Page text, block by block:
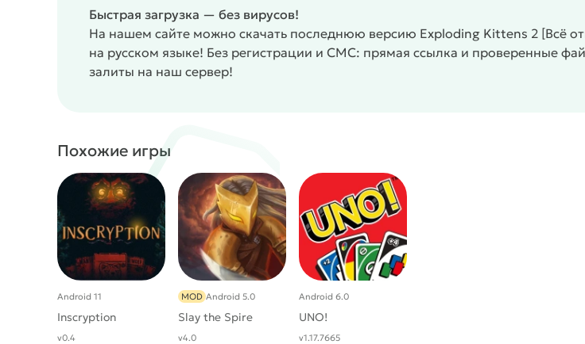
Сохраняй баланс между риском и безопасной игрой
Пробуй разные тактики в каждой партии
Жанр: Карточные / Аркады / Казуальные / Однопользовательские / Платные /
Офлайн
Быстрая загрузка — без вирусов!
На нашем сайте можно скачать последнюю версию Exploding Kittens 2 [Всё
на русском языке! Без регистрации и СМС: прямая ссылка и проверенные
залиты на наш сервер!
Похожие игры
Inscryption
Android 11
v0.4
Slay the Spire
MOD Android 5.0
v4.0
UNO!
Android 6.0
v1.17.7665